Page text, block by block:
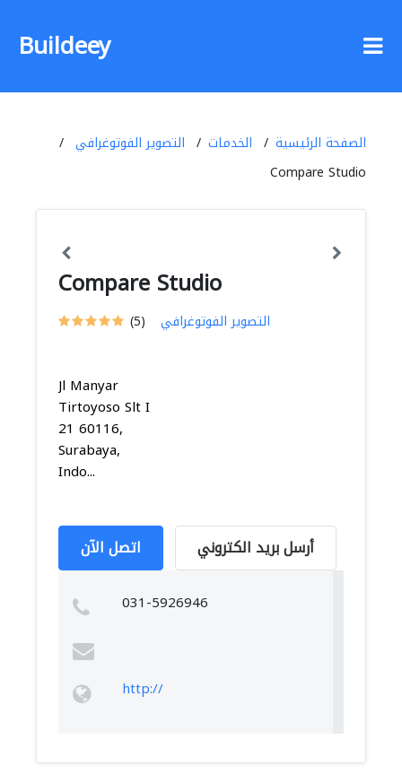
Buildeey
الصفحة الرئيسية الخدمات
التصوير الفوتوغرافي
Compare Studio
Compare Studio
(5) التصوير الفوتوغرافي
Jl Manyar
Tirtoyoso Slt I
21 60116,
Surabaya,
Indo...
اتصل الآن أرسل بريد الكتروني
031-5926946
http://